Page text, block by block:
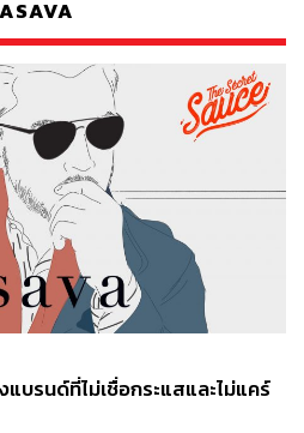
ASAVA
บรนด์ที่ไม่เชื่อกระแสและไม่แคร์